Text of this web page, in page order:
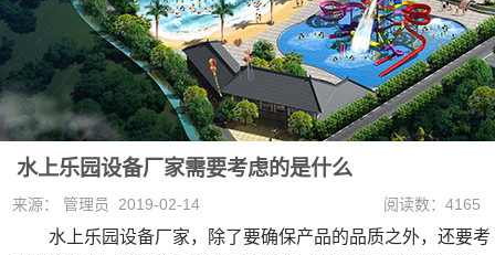
水上乐园设备厂家需要考虑的是什么
来源： 管理员 2019-02-14 阅读数：4165
水上乐园设备厂家，除了要确保产品的品质之外，还要考